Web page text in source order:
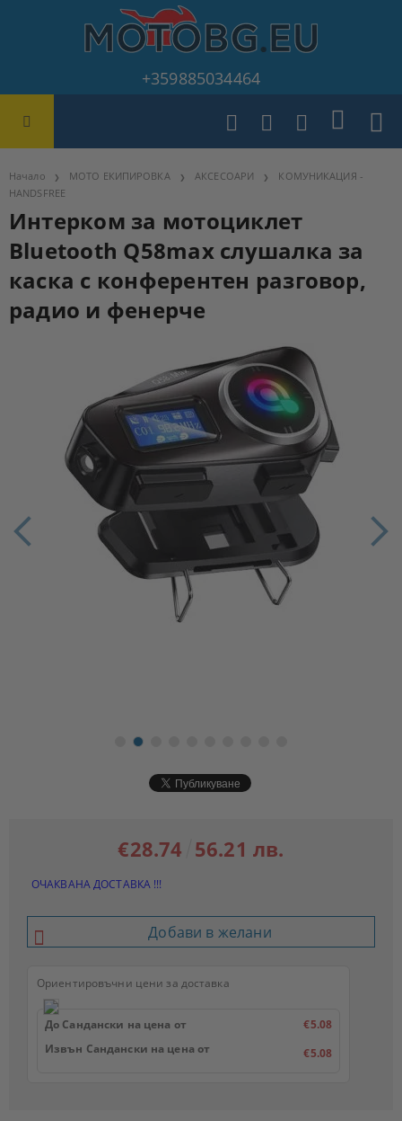
+359885034464
Начало МОТО ЕКИПИРОВКА АКСЕСОАРИ
КОМУНИКАЦИЯ -
HANDSFREE
Интерком за мотоциклет
Bluetooth Q58max слушалка за
каска с конферентен разговор,
радио и фенерче
€28.74 56.21 лв.
ОЧАКВАНА ДОСТАВКА !!!
Добави в желани
Ориентировъчни цени за доставка
До Сандански на цена от
€5.08
Извън Сандански на цена от
€5.08